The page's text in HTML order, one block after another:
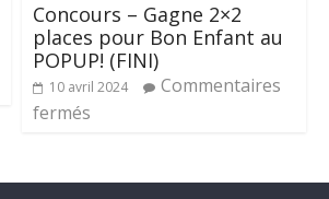
Concours – Gagne 2×2
places pour Bon Enfant au
POPUP! (FINI)
10 avril 2024
Commentaires
fermés